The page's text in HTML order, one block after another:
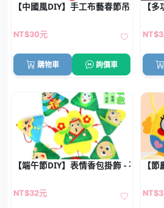
【中國風DIY】手工布藝春節吊飾 - 新
NT$30元
購物車 詢價車
【
【端午節DIY】表情香包掛飾 - 不織布
NT$32元
【